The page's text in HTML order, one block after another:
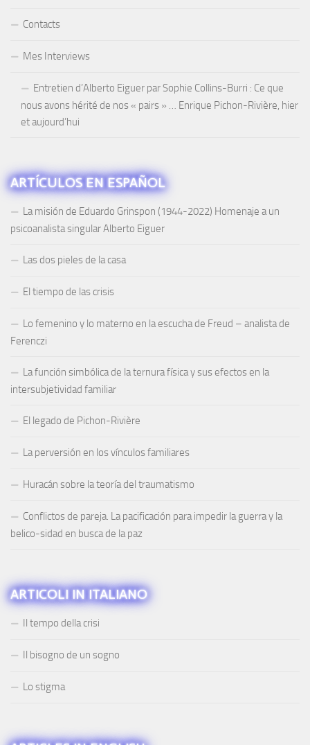
Contacts
Mes Interviews
Entretien d’Alberto Eiguer par Sophie Collins-Burri : Ce que
nous avons hérité de nos « pairs » … Enrique Pichon-Rivière, hier
et aujourd’hui
ARTÍCULOS EN ESPAÑOL
La misión de Eduardo Grinspon (1944-2022) Homenaje a un
psicoanalista singular Alberto Eiguer
Las dos pieles de la casa
El tiempo de las crisis
Lo femenino y lo materno en la escucha de Freud – analista de
Ferenczi
La función simbólica de la ternura física y sus efectos en la
intersubjetividad familiar
El legado de Pichon-Rivière
La perversión en los vínculos familiares
Huracán sobre la teoría del traumatismo
Conflictos de pareja. La pacificación para impedir la guerra y la
belico-sidad en busca de la paz
ARTICOLI IN ITALIANO
Il tempo della crisi
Il bisogno de un sogno
Lo stigma